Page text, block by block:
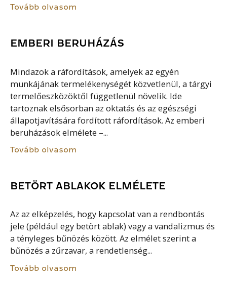
Tovább olvasom
EMBERI BERUHÁZÁS
Mindazok a ráfordítások, amelyek az egyén
munkájának termelékenységét közvetlenül, a tárgyi
termelőeszközöktől függetlenül növelik. Ide
tartoznak elsősorban az oktatás és az egészségi
állapotjavítására fordított ráfordítások. Az emberi
beruházások elmélete –...
Tovább olvasom
BETÖRT ABLAKOK ELMÉLETE
Az az elképzelés, hogy kapcsolat van a rendbontás
jele (például egy betört ablak) vagy a vandalizmus és
a tényleges bűnözés között. Az elmélet szerint a
bűnözés a zűrzavar, a rendetlenség...
Tovább olvasom